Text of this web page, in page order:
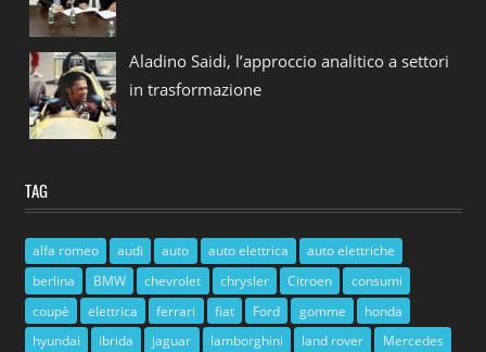
Aladino Saidi, l’approccio analitico a settori
in trasformazione
TAG
alfa romeo audi auto auto elettrica
auto elettriche
berlina
BMW chevrolet chrysler Citroen
consumi
coupè
elettrica ferrari fiat Ford gomme
honda
hyundai
ibrida jaguar lamborghini land rover
Mercedes